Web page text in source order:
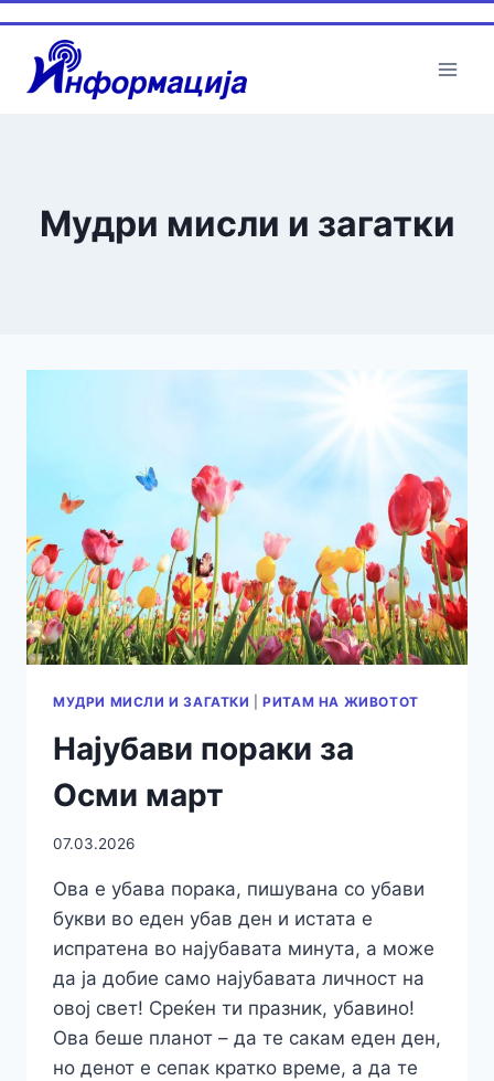
content
Мудри мисли и загатки
МУДРИ МИСЛИ И ЗАГАТКИ |РИТАМ НА ЖИВОТОТ
Најубави пораки за
Осми март
07.03.2026
Ова е убава порака, пишувана со убави
букви во еден убав ден и истата е
испратена во најубавата минута, а може
да ја добие само најубавата личност на
овој свет! Среќен ти празник, убавино!
Ова беше планот – да те сакам еден ден,
но денот е сепак кратко време, а да те